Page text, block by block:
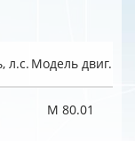
л.с. Модель двиг.
M 80.01